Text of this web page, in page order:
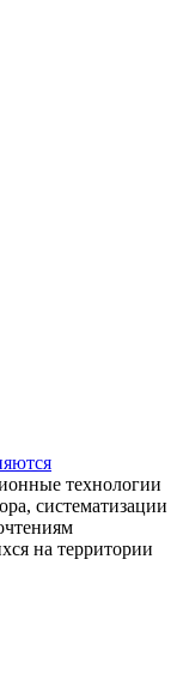
технологии
систематизации
на территории